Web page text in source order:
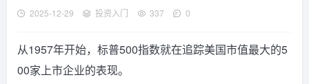
2025-12-29 投资入门 337 0
从1957年开始，标普500指数就在追踪美国市值最大的5
00家上市企业的表现。